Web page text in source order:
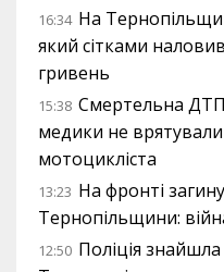
16:34 На
який сітками
гривень
15:38 Смертельна
медики не
мотоцикліста
13:23 На фронті
Тернопільщини:
12:50 Поліція